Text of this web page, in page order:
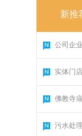
新推
公司企
实体门
佛教寺
污水处